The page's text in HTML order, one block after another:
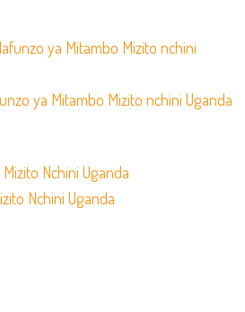
ya Mitambo Mizito nchini Uganda
Nchini Uganda